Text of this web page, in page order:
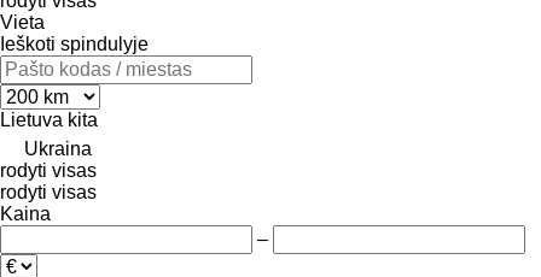
Vieta
Ieškoti spindulyje
Lietuva kita
Ukraina
rodyti visas
rodyti visas
Kaina
–